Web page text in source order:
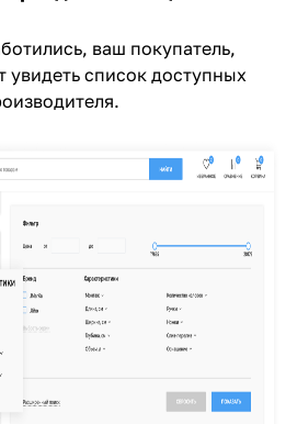
ваш покупатель,
список доступных